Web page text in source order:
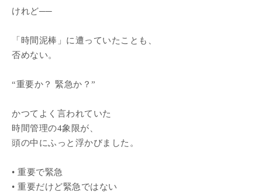
けれど──
「時間泥棒」に遭っていたことも、
否めない。
“重要か？ 緊急か？”
かつてよく言われていた
時間管理の4象限が、
頭の中にふっと浮かびました。
• 重要で緊急
• 重要だけど緊急ではない